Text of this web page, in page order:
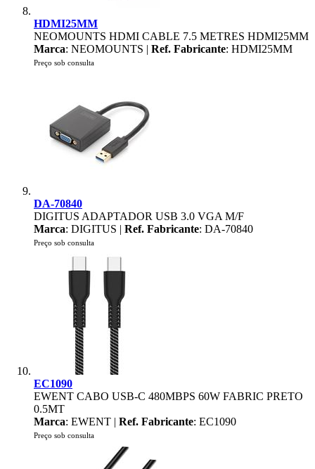
HDMI25MM
NEOMOUNTS HDMI CABLE 7.5 METRES HDMI25MM
Marca: NEOMOUNTS | Ref. Fabricante: HDMI25MM
Preço sob consulta
DA-70840
DIGITUS ADAPTADOR USB 3.0 VGA M/F
Marca: DIGITUS | Ref. Fabricante: DA-70840
Preço sob consulta
EC1090
EWENT CABO USB-C 480MBPS 60W FABRIC PRETO
0.5MT
Marca: EWENT | Ref. Fabricante: EC1090
Preço sob consulta